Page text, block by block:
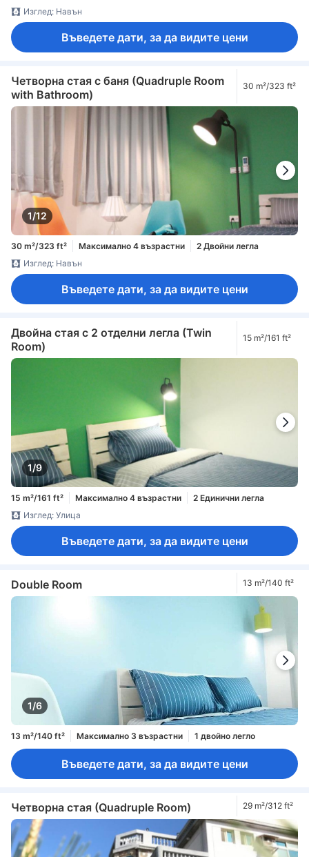
Изглед: Навън
Въведете дати, за да видите цени
Четворна стая с баня (Quadruple Room
with Bathroom)
30 m²/323 ft²
1/12
30 m²/323 ft² Максимално 4 възрастни
2 Двойни легла
Изглед: Навън
Въведете дати, за да видите цени
Двойна стая с 2 отделни легла (Twin
Room)
15 m²/161 ft²
1/9
15 m²/161 ft² Максимално 4 възрастни
2 Единични легла
Изглед: Улица
Въведете дати, за да видите цени
Double Room 13 m²/140 ft²
1/6
13 m²/140 ft² Максимално 3 възрастни 1 двойно легло
Въведете дати, за да видите цени
Четворна стая (Quadruple Room) 29 m²/312 ft²